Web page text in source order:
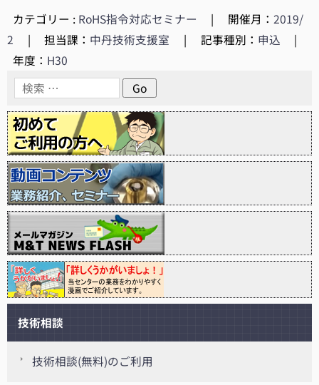
カテゴリー : RoHS指令対応セミナー | 開催月：2019/
2
| 担当課： 中丹技術支援室 | 記事種別： 申込
|
年度： H30
技術相談
技術相談(無料)のご利用